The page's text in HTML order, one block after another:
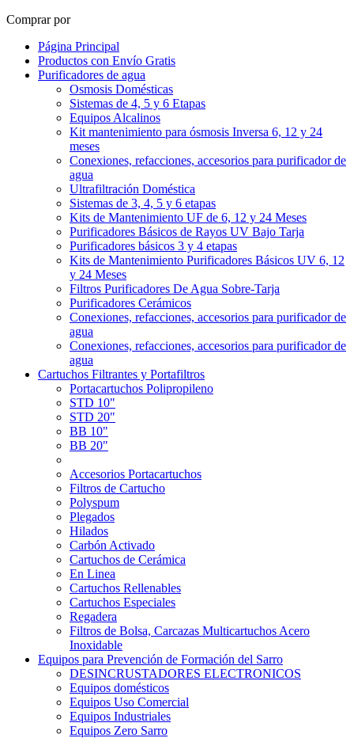
Comprar por
Página Principal
Productos con Envío Gratis
Purificadores de agua
Osmosis Domésticas
Sistemas de 4, 5 y 6 Etapas
Equipos Alcalinos
Kit mantenimiento para ósmosis Inversa 6, 12 y 24
meses
Conexiones, refacciones, accesorios para purificador de
agua
Ultrafiltración Doméstica
Sistemas de 3, 4, 5 y 6 etapas
Kits de Mantenimiento UF de 6, 12 y 24 Meses
Purificadores Básicos de Rayos UV Bajo Tarja
Purificadores básicos 3 y 4 etapas
Kits de Mantenimiento Purificadores Básicos UV 6, 12
y 24 Meses
Filtros Purificadores De Agua Sobre-Tarja
Purificadores Cerámicos
Conexiones, refacciones, accesorios para purificador de
agua
Conexiones, refacciones, accesorios para purificador de
agua
Cartuchos Filtrantes y Portafiltros
Portacartuchos Polipropileno
STD 10"
STD 20"
BB 10"
BB 20"
Accesorios Portacartuchos
Filtros de Cartucho
Polyspum
Plegados
Hilados
Carbón Activado
Cartuchos de Cerámica
En Linea
Cartuchos Rellenables
Cartuchos Especiales
Regadera
Filtros de Bolsa, Carcazas Multicartuchos Acero
Inoxidable
Equipos para Prevención de Formación del Sarro
DESINCRUSTADORES ELECTRONICOS
Equipos domésticos
Equipos Uso Comercial
Equipos Industriales
Equipos Zero Sarro